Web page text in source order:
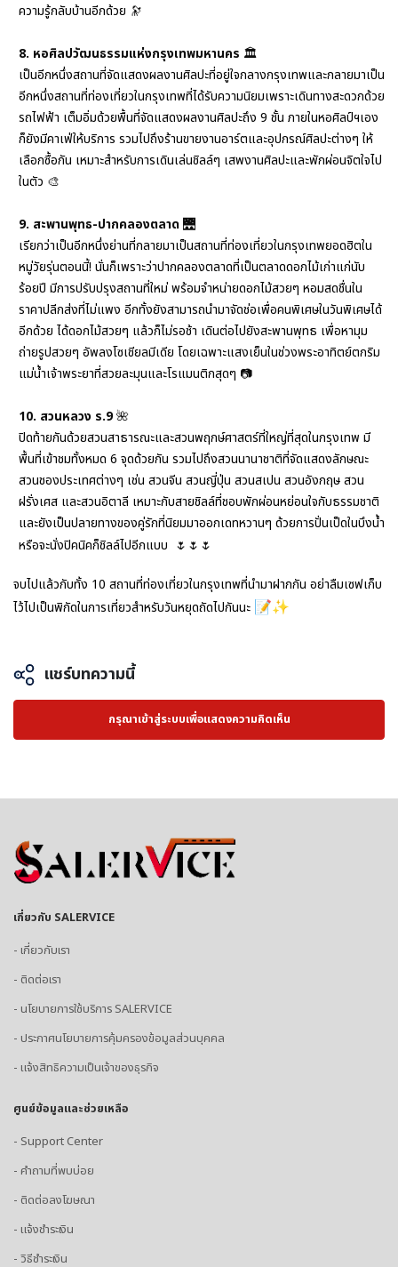
ความรู้กลับบ้านอีกด้วย 🔭
8. หอศิลปวัฒนธรรมแห่งกรุงเทพมหานคร 🏛️
เป็นอีกหนึ่งสถานที่จัดแสดงผลงานศิลปะที่อยู่ใจกลางกรุงเทพและกลายมาเป็น
อีกหนึ่งสถานที่ท่องเที่ยวในกรุงเทพที่ได้รับความนิยมเพราะเดินทางสะดวกด้วย
รถไฟฟ้า เต็มอิ่มด้วยพื้นที่จัดแสดงผลงานศิลปะถึง 9 ชั้น ภายในหอศิลป์ฯเอง
ก็ยังมีคาเฟ่ให้บริการ รวมไปถึงร้านขายงานอาร์ตและอุปกรณ์ศิลปะต่างๆให้
เลือกซื้อกัน เหมาะสำหรับการเดินเล่นชิลล์ๆ เสพงานศิลปะและพักผ่อนจิตใจไป
ในตัว 🎨
9. สะพานพุทธ-ปากคลองตลาด 🌉
เรียกว่าเป็นอีกหนึ่งย่านที่กลายมาเป็นสถานที่ท่องเที่ยวในกรุงเทพยอดฮิตใน
หมู่วัยรุ่นตอนนี้! นั่นก็เพราะว่าปากคลองตลาดที่เป็นตลาดดอกไม้เก่าแก่นับ
ร้อยปี มีการปรับปรุงสถานที่ใหม่ พร้อมจำหน่ายดอกไม้สวยๆ หอมสดชื่นใน
ราคาปลีกส่งที่ไม่แพง อีกทั้งยังสามารถนำมาจัดช่อเพื่อคนพิเศษในวันพิเศษได้
อีกด้วย ได้ดอกไม้สวยๆ แล้วก็ไม่รอช้า เดินต่อไปยังสะพานพุทธ เพื่อหามุม
ถ่ายรูปสวยๆ อัพลงโซเชียลมีเดีย โดยเฉพาะแสงเย็นในช่วงพระอาทิตย์ตกริม
แม่น้ำเจ้าพระยาที่สวยละมุนและโรแมนติกสุดๆ 📷
10. สวนหลวง ร.9🌺
ปิดท้ายกันด้วยสวนสาธารณะและสวนพฤกษ์ศาสตร์ที่ใหญ่ที่สุดในกรุงเทพ มี
พื้นที่เข้าชมทั้งหมด 6 จุดด้วยกัน รวมไปถึงสวนนานาชาติที่จัดแสดงลักษณะ
สวนชองประเทศต่างๆ เช่น สวนจีน สวนญี่ปุ่น สวนสเปน สวนอังกฤษ สวน
ฝรั่งเศส และสวนอิตาลี เหมาะกับสายชิลล์ที่ชอบพักผ่อนหย่อนใจกับธรรมชาติ
และยังเป็นปลายทางของคู่รักที่นิยมมาออกเดทหวานๆ ด้วยการปั่นเป็ดในบึงน้ำ
หรือจะนั่งปิคนิคก็ชิลล์ไปอีกแบบ 🌷 🌷 🌷
จบไปแล้วกับทั้ง 10 สถานที่ท่องเที่ยวในกรุงเทพที่นำมาฝากกัน อย่าลืมเซฟเก็บ
ไว้ไปเป็นพิกัดในการเที่ยวสำหรับวันหยุดถัดไปกันนะ 📝✨
แชร์บทความนี้
กรุณาเข้าสู่ระบบเพื่อแสดงความคิดเห็น
เกี่ยวกับ SALERVICE
- เกี่ยวกับเรา
- ติดต่อเรา
- นโยบายการใช้บริการ SALERVICE
- ประกาศนโยบายการคุ้มครองข้อมูลส่วนบุคคล
- แจ้งสิทธิความเป็นเจ้าของธุรกิจ
ศูนย์ข้อมูลและช่วยเหลือ
- Support Center
- คำถามที่พบบ่อย
- ติดต่อลงโฆษณา
- แจ้งชำระเงิน
- วิธีชำระเงิน